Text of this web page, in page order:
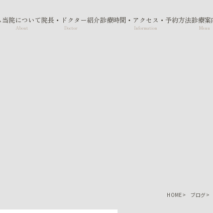
当院について
About
院長・ドクター紹介
Doctor
診療時間・アクセス・予約方法
Information
診療案
Menu
HOME ブログ